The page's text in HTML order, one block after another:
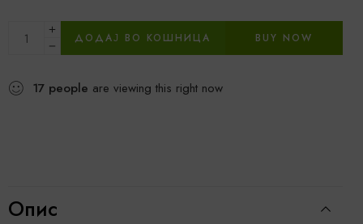
ДОДАЈ ВО КОШНИЦА BUY NOW
17 people are viewing this right now
Опис